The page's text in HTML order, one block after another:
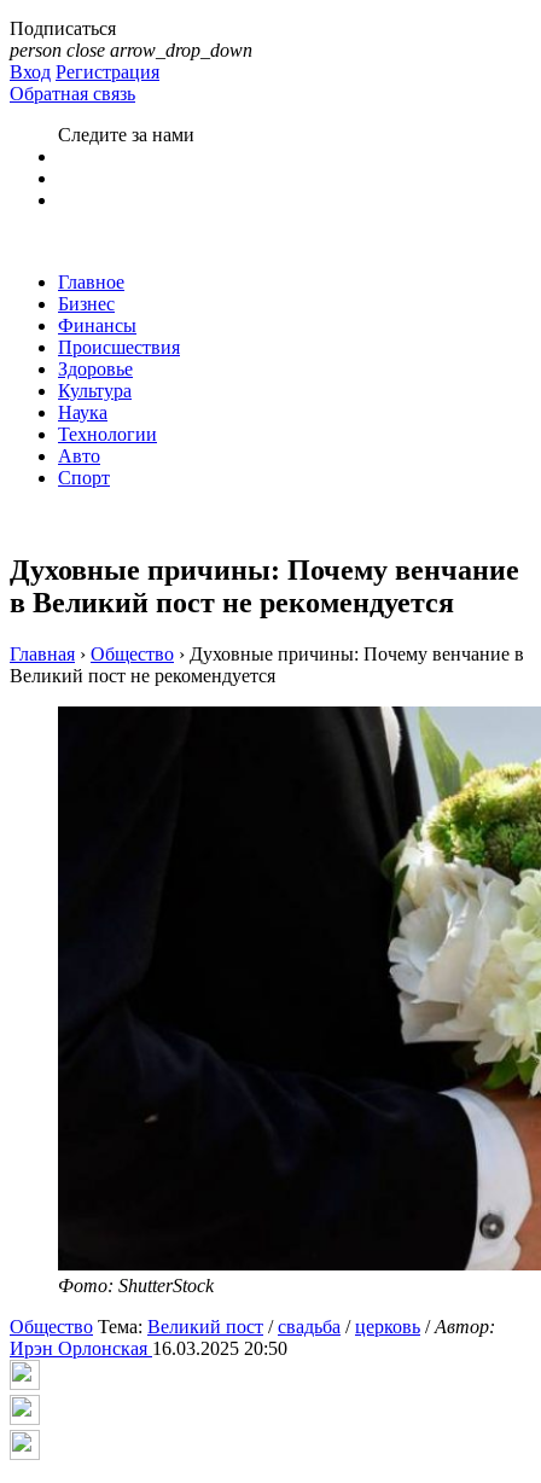
Подписаться
person close arrow_drop_down
Вход Регистрация
Обратная связь
Следите за нами
Главное
Бизнес
Финансы
Происшествия
Здоровье
Культура
Наука
Технологии
Авто
Спорт
Духовные причины: Почему венчание
в Великий пост не рекомендуется
Главная › Общество › Духовные причины: Почему венчание в
Великий пост не рекомендуется
Фото: ShutterStock
Общество Тема: Великий пост /свадьба /церковь /Автор:
Ирэн Орлонская 16.03.2025 20:50